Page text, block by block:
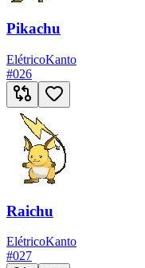
Pikachu
ElétricoKanto
#026
Raichu
ElétricoKanto
#027